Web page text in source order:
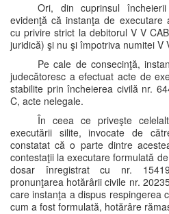
Ori, din cuprinsul
evidenţă că instanţa de executare
cu privire strict la debitorul V V
juridică) şi nu şi împotriva numitei V
Pe cale de consecinţă,
judecătoresc a efectuat acte de
stabilite prin încheierea civilă nr.
C, acte nelegale.
În ceea ce priveşte
executării silite, invocate de
constatat că o parte dintre
contestaţii la executare formulată
dosar înregistrat cu nr.
pronunţarea hotărârii civile nr.
care instanţa a dispus respingerea
cum a fost formulată, hotărâre